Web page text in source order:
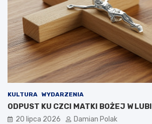
KULTURA WYDARZENIA
ODPUST KU CZCI MATKI BOŻEJ W
20 lipca 2026 Damian Polak